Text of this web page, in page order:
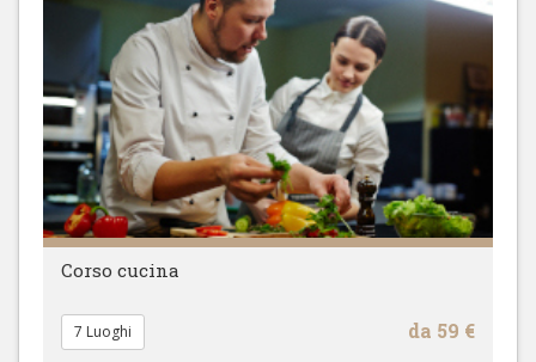
Corso cucina
da 59 €
7 Luoghi